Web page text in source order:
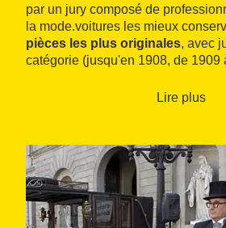
par un jury composé de
la mode.voitures les mieux
pièces les plus originales, avec
catégorie (jusqu'en 1908, de 1909
trophées offerts par les conseils
par des associations liées au
Il s'agit d'unfestival déclaré
national.
Lire plus